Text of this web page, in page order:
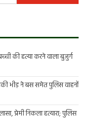
को
की हत्या करने वाला बुजुर्ग
भीड़ ने बस समेत पुलिस वाहनों
प्रेमी निकला हत्यारा; पुलिस